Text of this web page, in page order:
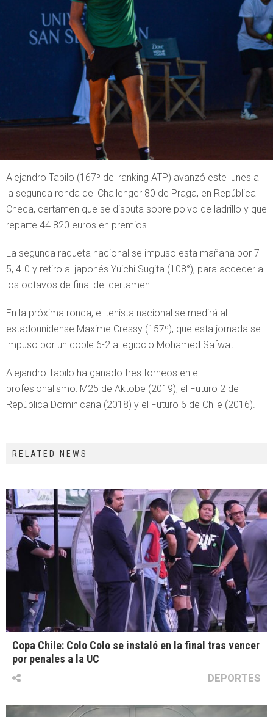
Alejandro Tabilo (167º del ranking ATP) avanzó este lunes a
la segunda ronda del Challenger 80 de Praga, en República
Checa, certamen que se disputa sobre polvo de ladrillo y que
reparte 44.820 euros en premios.
La segunda raqueta nacional se impuso esta mañana por 7-
5, 4-0 y retiro al japonés Yuichi Sugita (108°), para acceder a
los octavos de final del certamen.
En la próxima ronda, el tenista nacional se medirá al
estadounidense Maxime Cressy (157º), que esta jornada se
impuso por un doble 6-2 al egipcio Mohamed Safwat.
Alejandro Tabilo ha ganado tres torneos en el
profesionalismo: M25 de Aktobe (2019), el Futuro 2 de
República Dominicana (2018) y el Futuro 6 de Chile (2016).
RELATED NEWS
Copa Chile: Colo Colo se instaló en la final tras vencer
por penales a la UC
DEPORTES